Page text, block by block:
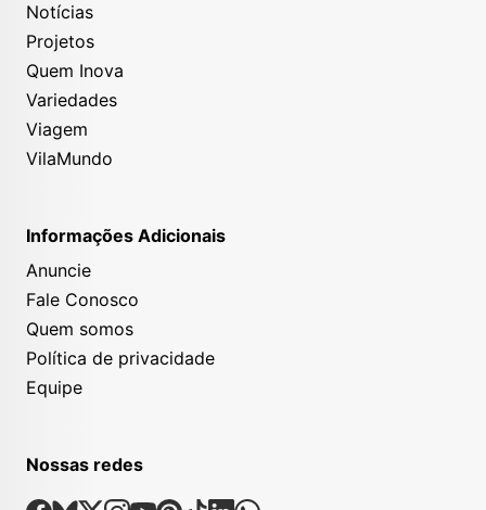
Notícias
Projetos
Quem Inova
Variedades
Viagem
VilaMundo
Informações Adicionais
Anuncie
Fale Conosco
Quem somos
Política de privacidade
Equipe
Nossas redes